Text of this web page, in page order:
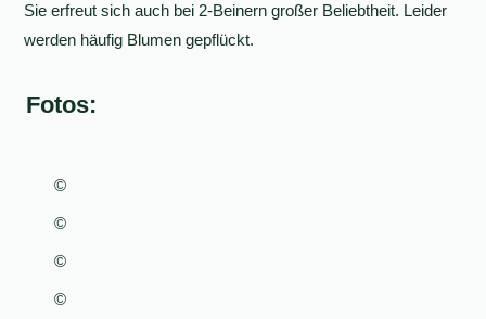
Sie erfreut sich auch bei 2-Beinern großer Beliebtheit. Leider
werden häufig Blumen gepflückt.
Fotos:
©
©
©
©